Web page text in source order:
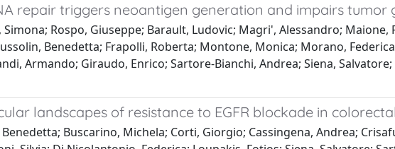
repair triggers neoantigen generation and impairs tumor
Rospo, Giuseppe; Barault, Ludovic; Magri', Alessandro;
Benedetta; Frapolli, Roberta; Montone, Monica; Morano,
Armando; Giraudo, Enrico; Sartore-Bianchi, Andrea; Siena,
landscapes of resistance to EGFR blockade in
Buscarino, Michela; Corti, Giorgio; Cassingena, Andrea;